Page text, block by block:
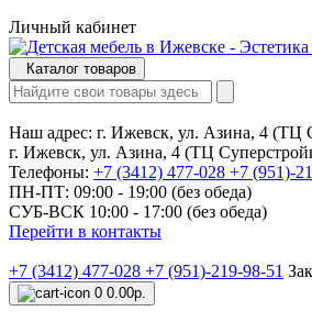
Личный кабинет
Каталог товаров
Наш адрес: г. Ижевск, ул. Азина, 4 (ТЦ
г. Ижевск, ул. Азина, 4 (ТЦ
Телефоны: +7 (3412) 477-028 +7 (951)-
ПН-ПТ: 09:00 - 19:00 (без обеда)
СУБ-ВСК 10:00 - 17:00 (без обеда)
Перейти в контакты
+7 (3412) 477-028 +7 (951)-219-98-51
0 0.00р.